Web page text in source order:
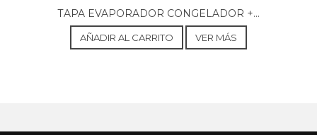
TAPA EVAPORADOR CONGELADOR +...
AÑADIR AL CARRITO VER MÁS